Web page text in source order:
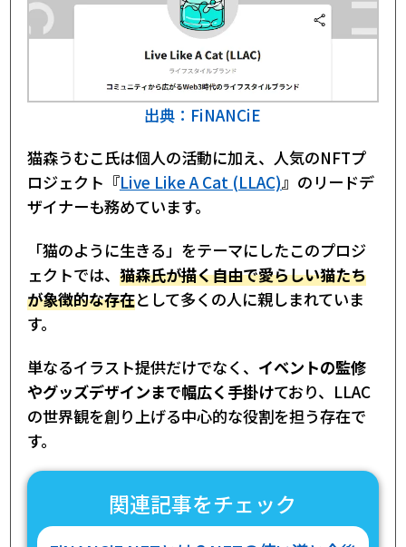
出典：FiNANCiE
猫森うむこ氏は個人の活動に加え、人気のNFTプ
ロジェクト『Live Like A Cat (LLAC)』のリードデ
ザイナーも務めています。
「猫のように生きる」をテーマにしたこのプロジ
ェクトでは、 猫森氏が描く自由で愛らしい猫たち
が象徴的な存在として多くの人に親しまれていま
す。
単なるイラスト提供だけでなく、 イベントの監修
やグッズデザインまで幅広く手掛けており、LLAC
の世界観を創り上げる中心的な役割を担う存在で
す。
関連記事をチェック